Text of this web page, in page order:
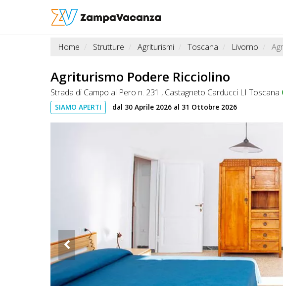
STRUTTURE
LUOGHI
Home Strutture Agriturismi Toscana Livorno
Agriturismo Podere Ricciolino
Strada di Campo al Pero n. 231 , Castagneto Carducci LI Toscana
SIAMO APERTI dal 30 Aprile 2026 al 31 Ottobre 2026